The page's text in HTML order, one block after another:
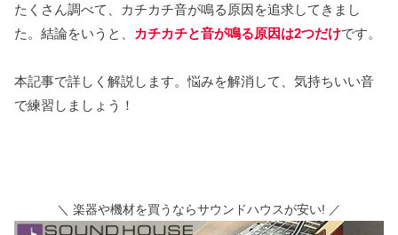
たくさん調べて、カチカチ音が鳴る原因を追求してきまし
た。結論をいうと、
カチカチと音が鳴る原因は2つだけです。
本記事で詳しく解説します。悩みを解消して、気持ちいい音
で練習しましょう！
＼ 楽器や機材を買うならサウンドハウスが安い! ／